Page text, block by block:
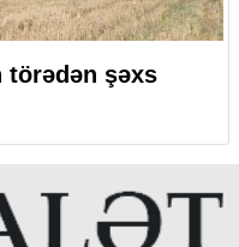
törədən şəxs